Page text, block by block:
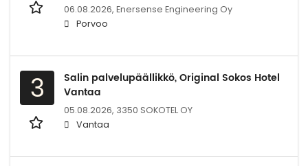
06.08.2026, Enersense Engineering Oy
Porvoo
3
Salin palvelupäällikkö, Original Sokos Hotel
Vantaa
05.08.2026, 3350 SOKOTEL OY
Vantaa